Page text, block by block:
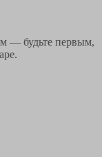
— будьте первым,